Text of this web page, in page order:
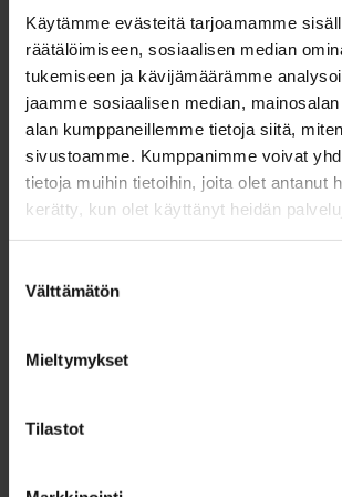
Käytämme evästeitä tarjoamamme
räätälöimiseen, sosiaalisen median
tukemiseen ja kävijämäärämme
jaamme sosiaalisen median,
alan kumppaneillemme tietoja siitä,
sivustoamme. Kumppanimme voivat
tietoja muihin tietoihin, joita olet antanut
kerätty, kun olet käyttänyt heidän
valinta
Välttämätön
Mieltymykset
Tilastot
yrittäjänä. Samaan aikaan kuitenkin
työelämän kuormittavuudesta on
– Riittävät työelämävalmiudet
määrä on kuitenkin raportin
mikä kannustaisi edelleen tuomaan
työelämätematiikkaa esiin myös
Saviluoto Oulun kaupungilta.
Lukuvuosi 2024–2025
Kuluvan lukuvuoden aikana Työn